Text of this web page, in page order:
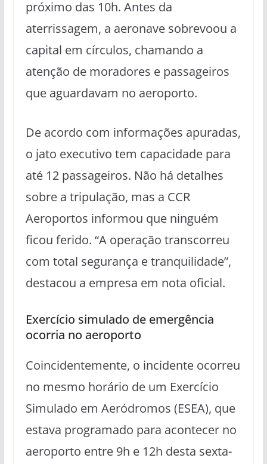
próximo das 10h. Antes da
aterrissagem, a aeronave sobrevoou a
capital em círculos, chamando a
atenção de moradores e passageiros
que aguardavam no aeroporto.
De acordo com informações apuradas,
o jato executivo tem capacidade para
até 12 passageiros. Não há detalhes
sobre a tripulação, mas a CCR
Aeroportos informou que ninguém
ficou ferido. “A operação transcorreu
com total segurança e tranquilidade”,
destacou a empresa em nota oficial.
Exercício simulado de emergência
ocorria no aeroporto
Coincidentemente, o incidente ocorreu
no mesmo horário de um Exercício
Simulado em Aeródromos (ESEA), que
estava programado para acontecer no
aeroporto entre 9h e 12h desta sexta-